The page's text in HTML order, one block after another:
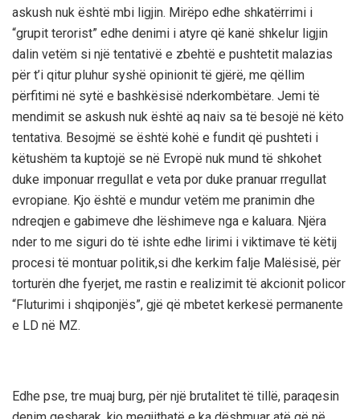
askush nuk është mbi ligjin. Mirëpo edhe shkatërrimi i
“grupit terorist” edhe denimi i atyre që kanë shkelur ligjin
dalin vetëm si një tentativë e zbehtë e pushtetit malazias
për t’i qitur pluhur syshë opinionit të gjërë, me qëllim
përfitimi në sytë e bashkësisë nderkombëtare. Jemi të
mendimit se askush nuk është aq naiv sa të besojë në këto
tentativa. Besojmë se është kohë e fundit që pushteti i
këtushëm ta kuptojë se në Evropë nuk mund të shkohet
duke imponuar rregullat e veta por duke pranuar rregullat
evropiane. Kjo është e mundur vetëm me pranimin dhe
ndreqjen e gabimeve dhe lëshimeve nga e kaluara. Njëra
nder to me siguri do të ishte edhe lirimi i viktimave të këtij
procesi të montuar politik,si dhe kerkim falje Malësisë, për
torturën dhe fyerjet, me rastin e realizimit të akcionit policor
“Fluturimi i shqiponjës”, gjë që mbetet kerkesë permanente
e LD në MZ.
Edhe pse, tre muaj burg, për një brutalitet të tillë, paraqesin